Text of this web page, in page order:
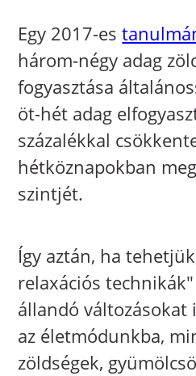
Egy 2017-es
három-négy adag
fogyasztása
öt-hét adag
százalékkal
hétköznapokban
szintjét.
Így aztán, ha
relaxációs
állandó változásokat
az életmódunkba,
zöldségek,